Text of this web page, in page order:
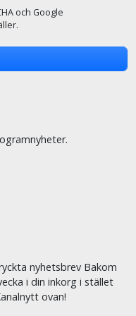
och Google
nyhetsbrev Bakom
i din inkorg i stället
ovan!